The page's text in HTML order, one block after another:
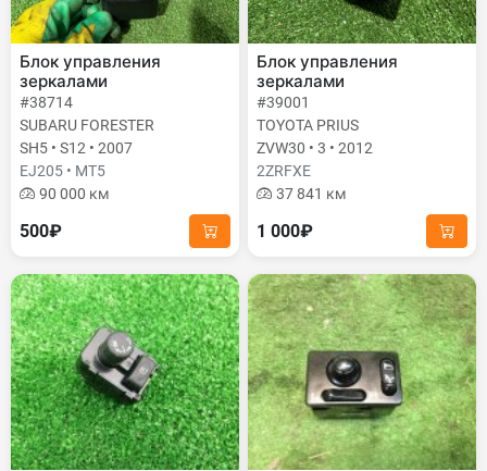
Блок управления
зеркалами
#38714
SUBARU FORESTER
SH5 • S12 • 2007
EJ205 • MT5
90 000 км
500₽
Блок управления
зеркалами
#39001
TOYOTA PRIUS
ZVW30 • 3 • 2012
2ZRFXE
37 841 км
1 000₽